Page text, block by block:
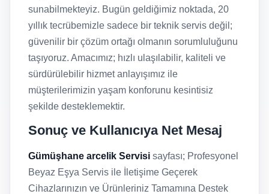
sunabilmekteyiz. Bugün geldiğimiz noktada, 20
yıllık tecrübemizle sadece bir teknik servis değil;
güvenilir bir çözüm ortağı olmanın sorumluluğunu
taşıyoruz. Amacımız; hızlı ulaşılabilir, kaliteli ve
sürdürülebilir hizmet anlayışımız ile
müşterilerimizin yaşam konforunu kesintisiz
şekilde desteklemektir.
Sonuç ve Kullanıcıya Net Mesaj
Gümüşhane arcelik Servisi sayfası; Profesyonel
Beyaz Eşya Servis ile İletişime Geçerek
Cihazlarınızın ve Ürünleriniz Tamamına Destek